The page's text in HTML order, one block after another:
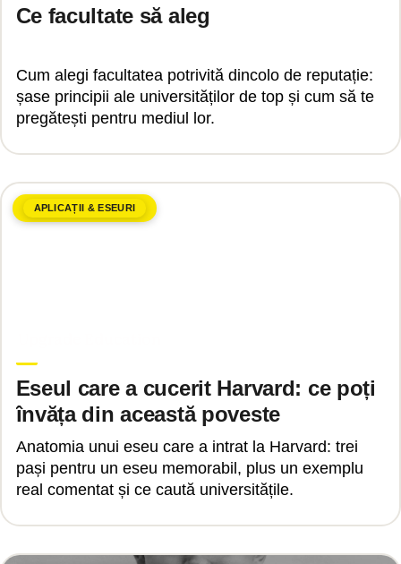
Ce facultate să aleg
Cum alegi facultatea potrivită dincolo de reputație:
șase principii ale universităților de top și cum să te
pregătești pentru mediul lor.
APLICAȚII & ESEURI
Eseul care a cucerit Harvard: ce poți
învăța din această poveste
Anatomia unui eseu care a intrat la Harvard: trei
pași pentru un eseu memorabil, plus un exemplu
real comentat și ce caută universitățile.